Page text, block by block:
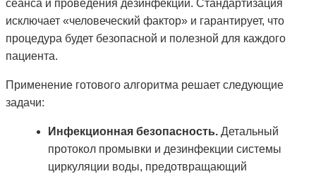
сеанса и проведения дезинфекции. Стандартизация
исключает «человеческий фактор» и гарантирует, что
процедура будет безопасной и полезной для каждого
пациента.
Применение готового алгоритма решает следующие
задачи:
Инфекционная безопасность. Детальный
протокол промывки и дезинфекции системы
циркуляции воды, предотвращающий